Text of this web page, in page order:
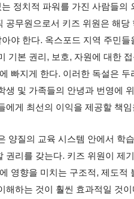
정치적 파워를 가진 사람들의
공무원으로서 키즈 위원은 해
야 한다. 옥스포드 지역 주민
기본 권리, 보호, 자원에 대한
빠지게 한다. 이러한 독설은
생 및 가족들의 안녕과 번영에
에게 최선의 이익을 제공할 책
양질의 교육 시스템 안에서 학
권리를 갖는다. 키즈 위원이 제
영향을 미치는 구조적, 제도적
해하는 것이 훨씬 효과적일 것